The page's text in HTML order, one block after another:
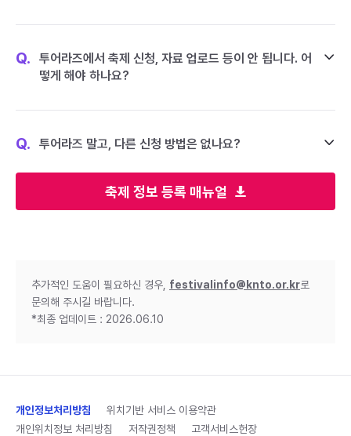
축제 정보 등록 매뉴얼
Q.
투어라즈에서 축제 신청, 자료 업로드 등이 안 됩니다. 어
떻게 해야 하나요?
Q. 투어라즈 말고, 다른 신청 방법은 없나요?
추가적인 도움이 필요하신 경우, festivalinfo@knto.or.kr로
문의해 주시길 바랍니다.
*최종 업데이트 : 2026.06.10
개인정보처리방침
위치기반 서비스 이용약관
개인위치정보 처리방침
저작권정책 고객서비스헌장